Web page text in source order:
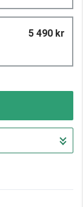
5 490 kr